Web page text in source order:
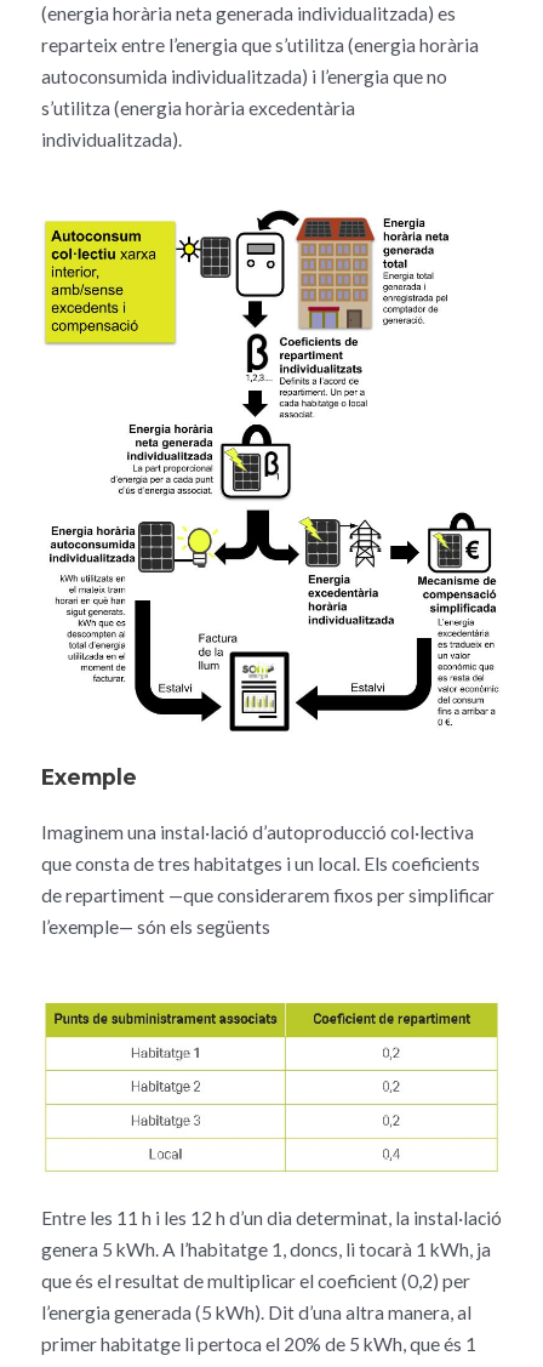
(energia horària neta generada individualitzada) es
reparteix entre l’energia que s’utilitza (energia horària
autoconsumida individualitzada) i l’energia que no
s’utilitza (energia horària excedentària
individualitzada).
Exemple
Imaginem una instal·lació d’autoproducció col·lectiva
que consta de tres habitatges i un local. Els coeficients
de repartiment —que considerarem fixos per simplificar
l’exemple— són els següents
Entre les 11 h i les 12 h d’un dia determinat, la instal·lació
genera 5 kWh. A l’habitatge 1, doncs, li tocarà 1 kWh, ja
que és el resultat de multiplicar el coeficient (0,2) per
l’energia generada (5 kWh). Dit d’una altra manera, al
primer habitatge li pertoca el 20% de 5 kWh, que és 1